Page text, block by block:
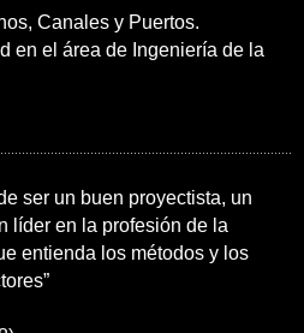
Canales y Puertos.
en el área de Ingeniería de la
ser un buen proyectista, un
líder en la profesión de la
entienda los métodos y los